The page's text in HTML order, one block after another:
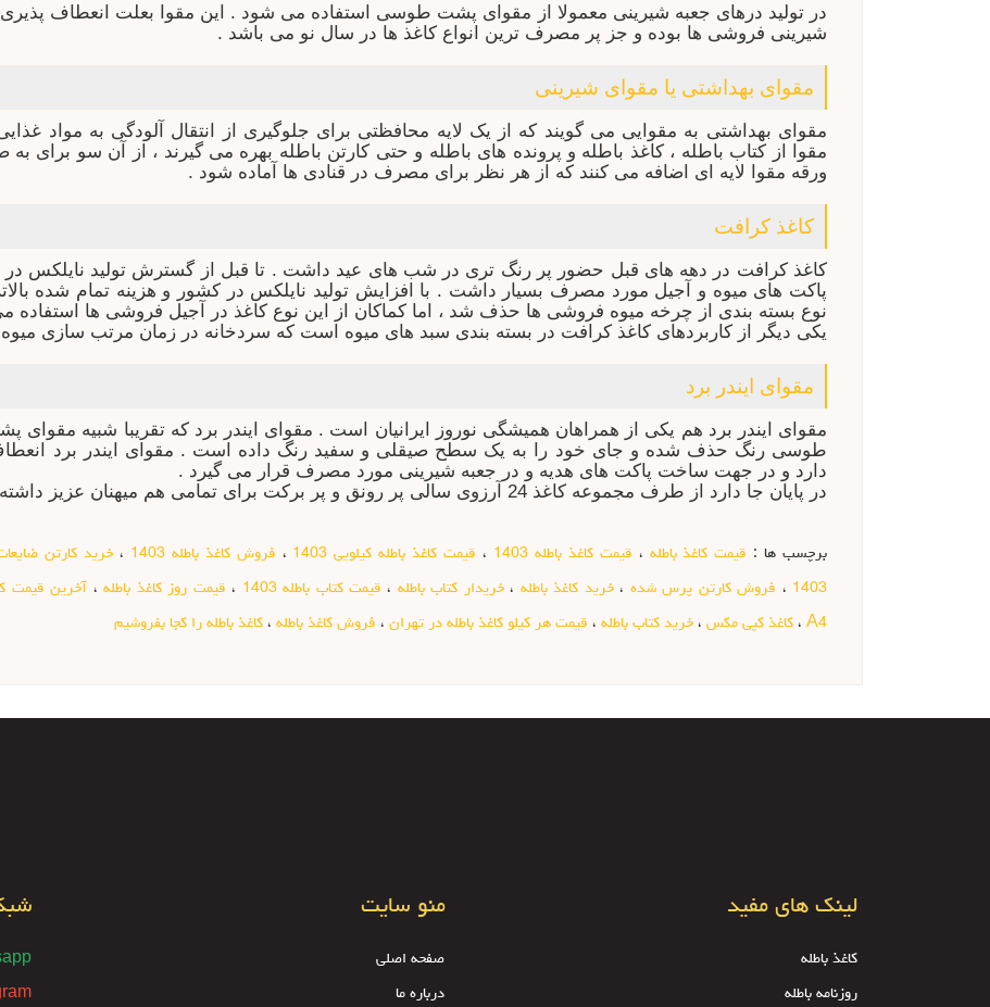
در تولید درهای جعبه شیرینی معمولا از مقوای پشت طوسی استفاده می شود . این مقوا بعلت انعطاف
شیرینی فروشی ها بوده و جز پر مصرف ترین انواع کاغذ ها در سال نو می باشد .
مقوای بهداشتی یا مقوای شیرینی
مقوای بهداشتی به مقوایی می گویند که از یک لایه محافظتی برای جلوگیری از انتقال آلودگی به مواد
مقوا از کتاب باطله ، کاغذ باطله و پرونده های باطله و حتی کارتن باطله بهره می گیرند ، از آن سو برای
ورقه مقوا لایه ای اضافه می کنند که از هر نظر برای مصرف در قنادی ها آماده شود .
کاغذ کرافت
کاغذ کرافت در دهه های قبل حضور پر رنگ تری در شب های عید داشت . تا قبل از گسترش تولید نایلکس
پاکت های میوه و آجیل مورد مصرف بسیار داشت . با افزایش تولید نایلکس در کشور و هزینه تمام شده
نوع بسته بندی از چرخه میوه فروشی ها حذف شد ، اما کماکان از این نوع کاغذ در آجیل فروشی ها استفاده
یکی دیگر از کاربردهای کاغذ کرافت در بسته بندی سبد های میوه است که سردخانه در زمان مرتب سازی
مقوای ایندر برد
مقوای ایندر برد هم یکی از همراهان همیشگی نوروز ایرانیان است . مقوای ایندر برد که تقریبا شبیه
طوسی رنگ حذف شده و جای خود را به یک سطح صیقلی و سفید رنگ داده است . مقوای ایندر برد
دارد و در جهت ساخت پاکت های هدیه و در جعبه شیرینی مورد مصرف قرار می گیرد .
در پایان جا دارد از طرف مجموعه کاغذ 24 آرزوی سالی پر رونق و پر برکت برای تمامی هم میهنان عزیز داشته باشیم .
برچسب ها : قیمت کاغذ باطله ، قیمت کاغذ باطله 1403 ، قیمت کاغذ باطله کیلویی 1403 ، فروش کاغذ باطله 1403 ، خرید کارتن
1403 ، فروش کارتن پرس شده ،خرید کاغذ باطله ،خریدار کتاب باطله ، قیمت کتاب باطله 1403 ، قیمت روز کاغذ باطله، آخرین قیمت
A4 ، کاغذ کپی مکس ، خرید کتاب باطله ، قیمت هر کیلو کاغذ باطله در تهران ، فروش کاغذ باطله ، کاغذ باطله را کجا بفروشیم
لینک های مفید
کاغذ باطله
روزنامه باطله
منو سایت
صفحه اصلی
درباره ما